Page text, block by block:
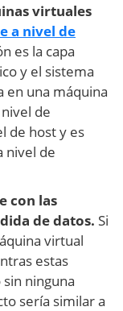
virtuales
a nivel de
es la capa
y el sistema
en una máquina
de
de host y es
nivel de
con las
de datos. Si
virtual
estas
ninguna
sería similar a